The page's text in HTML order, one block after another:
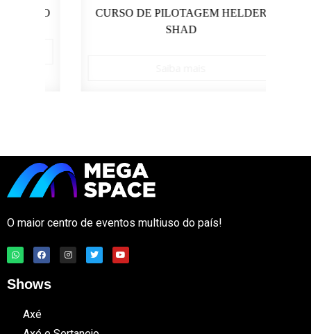
CURSO DE PILOTAGEM HELDER
SHAD
O maior centro de eventos multiuso do país!
Shows
Axé